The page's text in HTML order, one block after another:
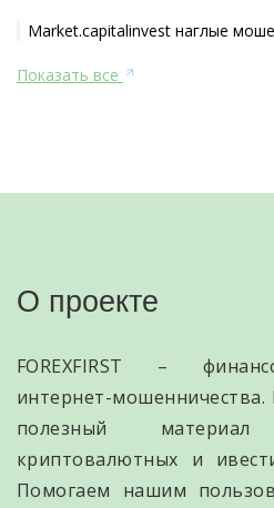
Market.capitalinvest наглые
Показать все
О проекте
FOREXFIRST –
интернет-
полезный
криптовалютных и
Помогаем нашим